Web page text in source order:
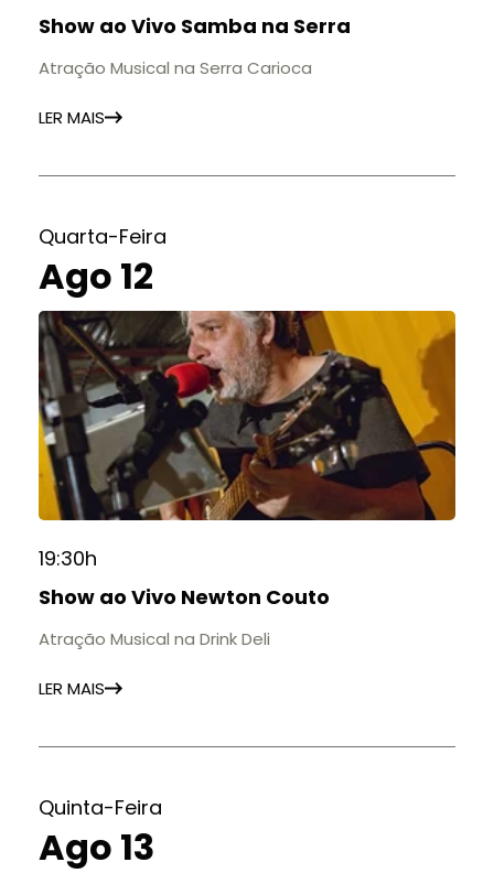
Show ao Vivo Samba na Serra
Atração Musical na Serra Carioca
LER MAIS
Quarta-Feira
Ago 12
19:30h
Show ao Vivo Newton Couto
Atração Musical na Drink Deli
LER MAIS
Quinta-Feira
Ago 13